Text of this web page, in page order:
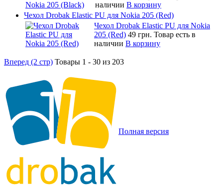
наличии В корзину
Чехол Drobak Elastic PU для Nokia 205 (Red)
Чехол Drobak Elastic PU для Nokia
205 (Red) 49 грн. Товар есть в
наличии В корзину
Вперед (2 стр) Товары 1 - 30 из 203
Полная версия